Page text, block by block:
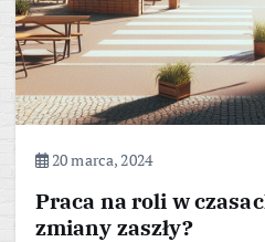
20 marca, 2024
Praca na roli w
zmiany zaszły?